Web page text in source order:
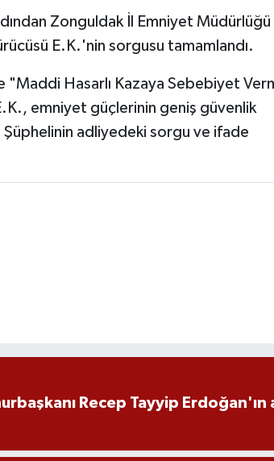
Zonguldak İl Emniyet Müdürlüğü
E.K.'nin sorgusu tamamlandı.
"Maddi Hasarlı Kazaya Sebebiyet
emniyet güçlerinin geniş güvenlik
Şüphelinin adliyedeki sorgu ve ifade
Recep Tayyip Erdoğan'ın